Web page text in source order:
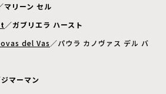
マリーン セル
／ガブリエラ ハースト
del Vas ／パウラ カノヴァス デル バ
ジマーマン